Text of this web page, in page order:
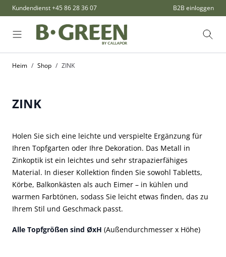
Zum Inhalt springen
Kundendienst+45 86 28 36 07 B2B einloggen
Heim / Shop / ZINK
ZINK
Holen Sie sich eine leichte und verspielte Ergänzung für
Ihren Topfgarten oder Ihre Dekoration. Das Metall in
Zinkoptik ist ein leichtes und sehr strapazierfähiges
Material. In dieser Kollektion finden Sie sowohl Tabletts,
Körbe, Balkonkästen als auch Eimer – in kühlen und
warmen Farbtönen, sodass Sie leicht etwas finden, das zu
Ihrem Stil und Geschmack passt.
Alle Topfgrößen sind ØxH (Außendurchmesser x Höhe)